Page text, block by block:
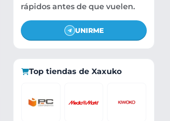
rápidos antes de que vuelen.
UNIRME
Top tiendas de Xaxuko